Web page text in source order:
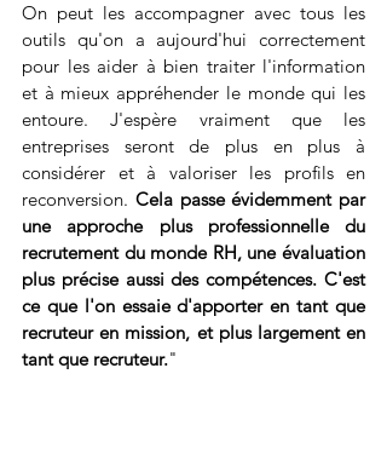
On peut les accompagner avec tous les
outils qu'on a aujourd'hui correctement
pour les aider à bien traiter l'information
et à mieux appréhender le monde qui les
entoure. J'espère vraiment que les
entreprises seront de plus en plus à
considérer et à valoriser les profils en
reconversion. Cela passe évidemment par
une approche plus professionnelle du
recrutement du monde RH, une évaluation
plus précise aussi des compétences. C'est
ce que l'on essaie d'apporter en tant que
recruteur en mission, et plus largement en
tant que recruteur."